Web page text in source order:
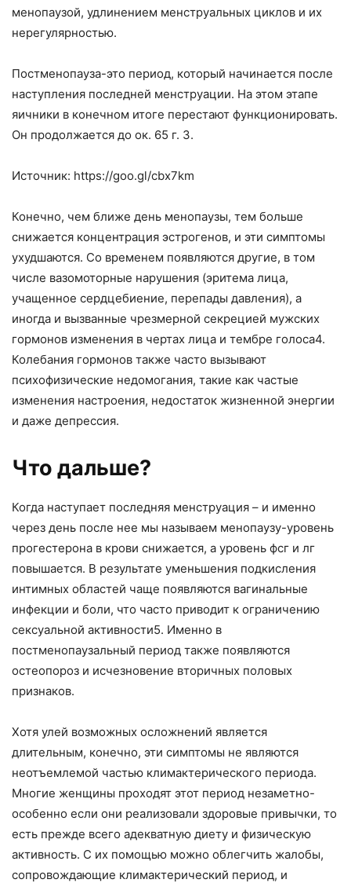
менопаузой, удлинением менструальных циклов и их
нерегулярностью.
Постменопауза-это период, который начинается после
наступления последней менструации. На этом этапе
яичники в конечном итоге перестают функционировать.
Он продолжается до ок. 65 г. З.
Источник: https://goo.gl/cbx7km
Конечно, чем ближе день менопаузы, тем больше
снижается концентрация эстрогенов, и эти симптомы
ухудшаются. Со временем появляются другие, в том
числе вазомоторные нарушения (эритема лица,
учащенное сердцебиение, перепады давления), а
иногда и вызванные чрезмерной секрецией мужских
гормонов изменения в чертах лица и тембре голоса4.
Колебания гормонов также часто вызывают
психофизические недомогания, такие как частые
изменения настроения, недостаток жизненной энергии
и даже депрессия.
Что дальше?
Когда наступает последняя менструация – и именно
через день после нее мы называем менопаузу-уровень
прогестерона в крови снижается, а уровень фсг и лг
повышается. В результате уменьшения подкисления
интимных областей чаще появляются вагинальные
инфекции и боли, что часто приводит к ограничению
сексуальной активности5. Именно в
постменопаузальный период также появляются
остеопороз и исчезновение вторичных половых
признаков.
Хотя улей возможных осложнений является
длительным, конечно, эти симптомы не являются
неотъемлемой частью климактерического периода.
Многие женщины проходят этот период незаметно-
особенно если они реализовали здоровые привычки, то
есть прежде всего адекватную диету и физическую
активность. С их помощью можно облегчить жалобы,
сопровождающие климактерический период, и